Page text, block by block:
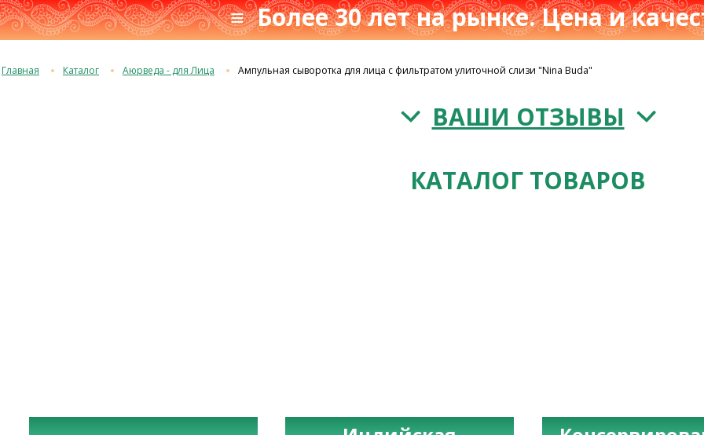
≡ Более 30 лет на рынке. Цена и
Главная Каталог Аюрведа - для Лица Ампульная сыворотка для лица с фильтратом улиточной слизи "Nina Buda"
ВАШИ ОТЗЫВЫ
КАТАЛОГ ТОВАРОВ